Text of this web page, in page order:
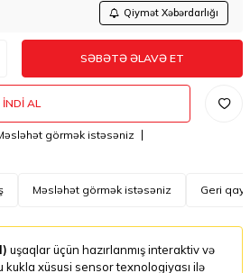
Qiymət Xəbərdarlığı
SƏBƏTƏ ƏLAVƏ ET
İNDI AL
görmək istəsəniz
Məsləhət görmək istəsəniz Geri
uşaqlar üçün hazırlanmış interaktiv və
kukla xüsusi sensor texnologiyası ilə